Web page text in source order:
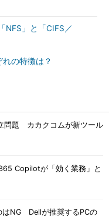
」と「CIFS／
の特徴は？
問題 カカクコムが新ツール
Copilotが「効く業務」と
はNG Dellが推奨するPCの